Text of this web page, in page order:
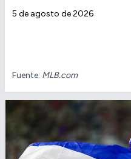
5 de agosto de 2026
Fuente: MLB.com